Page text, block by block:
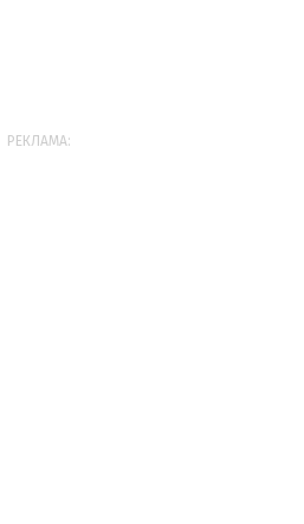
РЕКЛАМА: